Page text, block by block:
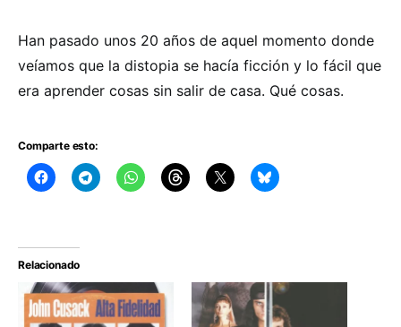
Han pasado unos 20 años de aquel momento donde
veíamos que la distopia se hacía ficción y lo fácil que
era aprender cosas sin salir de casa. Qué cosas.
Comparte esto:
Relacionado